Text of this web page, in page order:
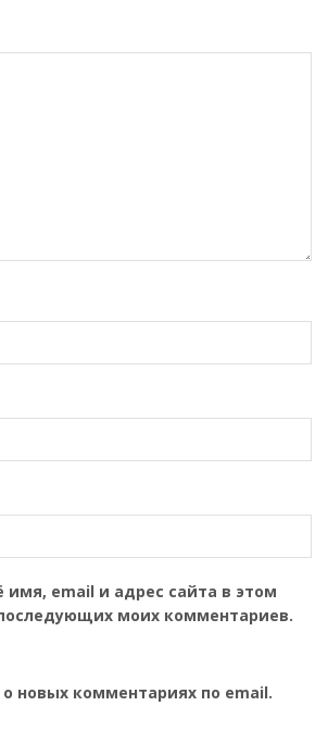
имя, email и адрес сайта в этом
моих комментариев.
новых комментариях по email.